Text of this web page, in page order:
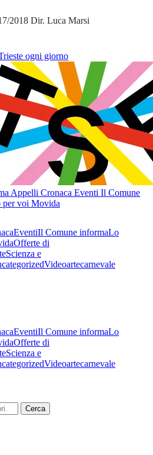
2018 Dir. Luca Marsi
ogni giorno
Appelli Cronaca Eventi Il Comune
per voi Movida
EventiIl Comune informaLo
Offerte di
Scienza e
Videoartecarnevale
EventiIl Comune informaLo
Offerte di
Scienza e
Videoartecarnevale
Cerca